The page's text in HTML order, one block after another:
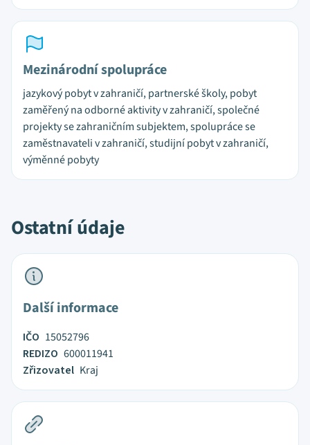
Mezinárodní spolupráce
jazykový pobyt v zahraničí, partnerské školy, pobyt
zaměřený na odborné aktivity v zahraničí, společné
projekty se zahraničním subjektem, spolupráce se
zaměstnavateli v zahraničí, studijní pobyt v zahraničí,
výměnné pobyty
Ostatní údaje
Další informace
IČO 15052796
REDIZO 600011941
Zřizovatel Kraj